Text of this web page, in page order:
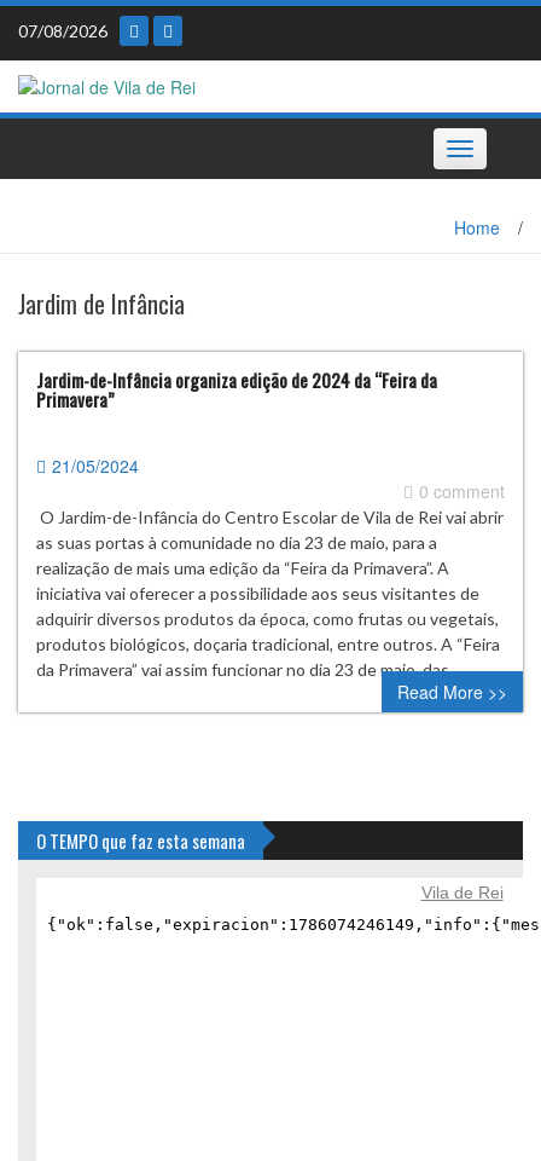
Skip
content
07/08/2026
Toggle
navigation
Home /
Jardim de Infância
Jardim-de-Infância organiza edição de 2024 da “Feira da
Primavera”
21/05/2024
0 comment
O Jardim-de-Infância do Centro Escolar de Vila de Rei vai abrir
as suas portas à comunidade no dia 23 de maio, para a
realização de mais uma edição da “Feira da Primavera”. A
iniciativa vai oferecer a possibilidade aos seus visitantes de
adquirir diversos produtos da época, como frutas ou vegetais,
produtos biológicos, doçaria tradicional, entre outros. A “Feira
da Primavera” vai assim funcionar no dia 23 de maio, das…
Read More >>
O TEMPO que faz esta semana
Vila de Rei